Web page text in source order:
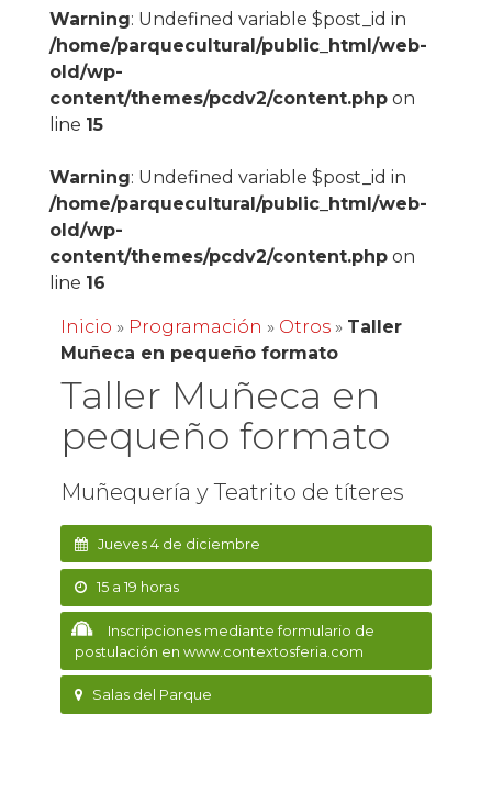
Warning: Undefined variable $post_id in
/home/parquecultural/public_html/web-
old/wp-
content/themes/pcdv2/content.phpon
line 15
Warning: Undefined variable $post_id in
/home/parquecultural/public_html/web-
old/wp-
content/themes/pcdv2/content.phpon
line 16
Inicio » Programación » Otros» Taller
Muñeca en pequeño formato
Taller Muñeca en
pequeño formato
Muñequería y Teatrito de títeres
Jueves 4 de diciembre
15 a 19 horas
Inscripciones mediante formulario de
postulación en www.contextosferia.com
Salas del Parque